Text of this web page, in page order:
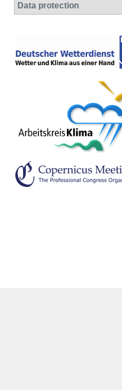
Data protection